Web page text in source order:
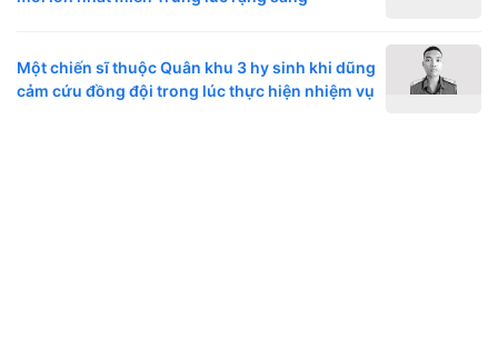
Một chiến sĩ thuộc Quân khu 3 hy sinh khi dũng
cảm cứu đồng đội trong lúc thực hiện nhiệm vụ